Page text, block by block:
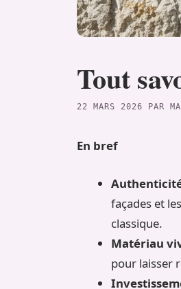
Tout
22 MARS 2026 PAR
En bref
façades et
classique.
Matériau
pour laisser